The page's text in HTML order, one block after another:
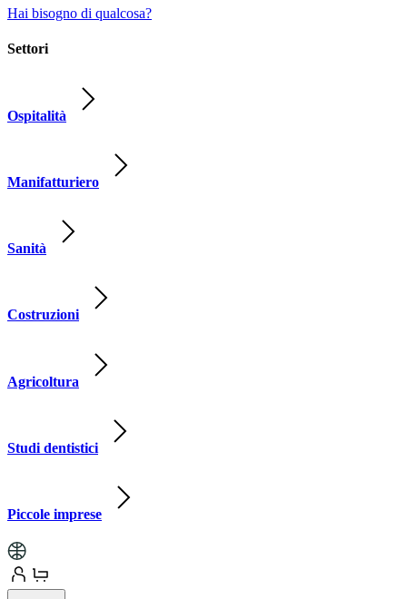
Hai bisogno di qualcosa?
Settori
Ospitalità
Manifatturiero
Sanità
Costruzioni
Agricoltura
Studi dentistici
Piccole imprese